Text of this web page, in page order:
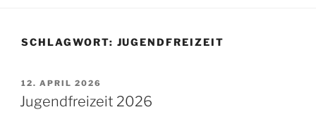
SCHLAGWORT: JUGENDFREIZEIT
VERÖFFENTLICHT
AM
12. APRIL 2026
Jugendfreizeit 2026